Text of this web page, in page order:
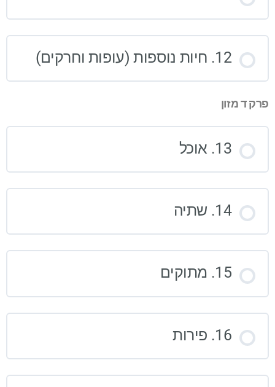
12. חיות נוספות (עופות וחרקים)
פרק ד מזון
13. אוכל
14. שתיה
15. מתוקים
16. פירות